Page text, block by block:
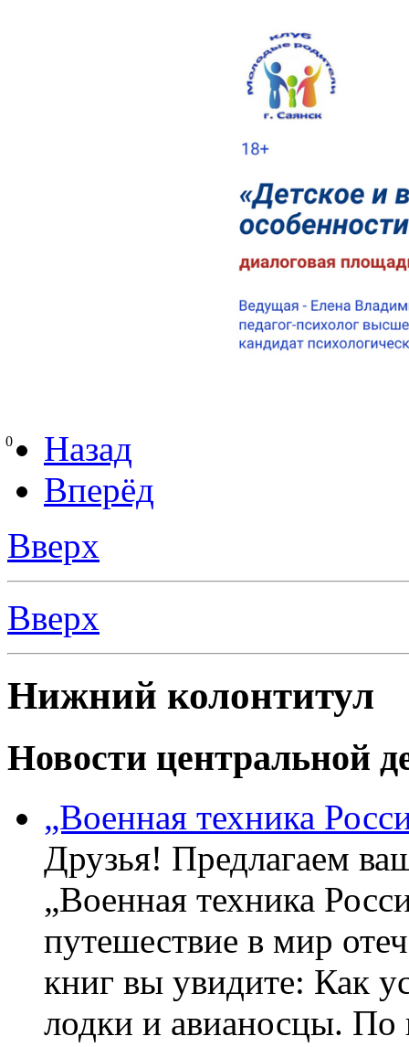
0
Назад
Вперёд
Вверх
Вверх
Нижний колонтитул
Новости центральной
„Военная техника
Друзья! Предлагаем
„Военная техника
путешествие в мир
книг вы увидите: Как
лодки и авианосцы.